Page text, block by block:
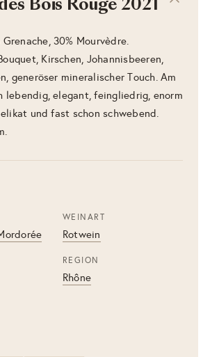
Bois Rouge 2021
Grenache, 30% Mourvèdre.
Kirschen, Johannisbeeren,
generöser mineralischer Touch. Am
lebendig, elegant, feingliedrig, enorm
und fast schon schwebend.
WEINART
Rotwein
REGION
Rhône